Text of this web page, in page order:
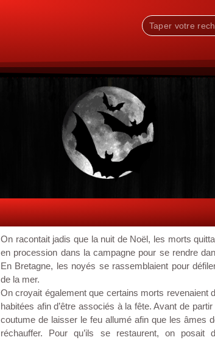
On racontait jadis que la nuit de Noël, les morts
en procession dans la campagne pour se rendre
En Bretagne, les noyés se rassemblaient pour
de la mer.
On croyait également que certains morts revenaient
habitées afin d’être associés à la fête. Avant de
coutume de laisser le feu allumé afin que les âmes
réchauffer. Pour qu’ils se restaurent, on